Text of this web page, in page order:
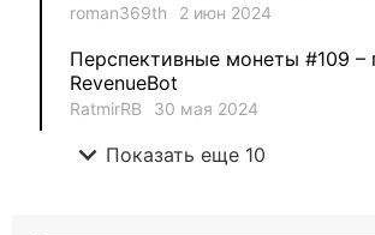
roman369th 2 июн 2024
Перспективные монеты #109 –
RevenueBot
RatmirRB 30 мая 2024
expand_more Показать еще 10